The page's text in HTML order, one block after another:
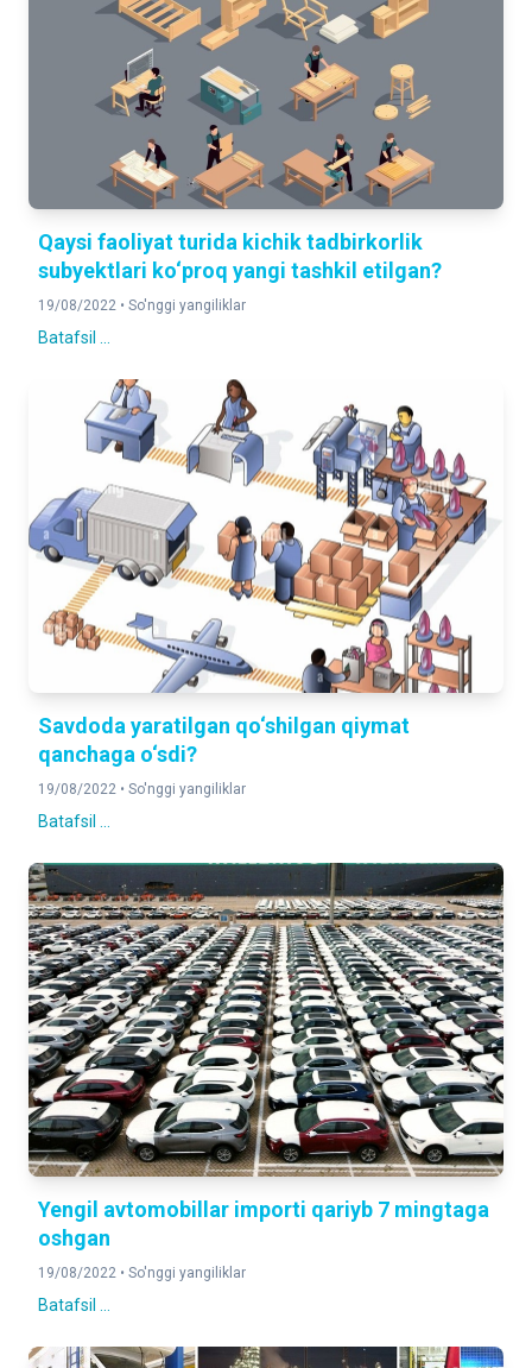
Qaysi faoliyat turida kichik tadbirkorlik
subyektlari ko‘proq yangi tashkil etilgan?
19/08/2022 • So'nggi yangiliklar
Batafsil ...
Savdoda yaratilgan qo‘shilgan qiymat
qanchaga o‘sdi?
19/08/2022 • So'nggi yangiliklar
Batafsil ...
Yengil avtomobillar importi qariyb 7 mingtaga
oshgan
19/08/2022 • So'nggi yangiliklar
Batafsil ...